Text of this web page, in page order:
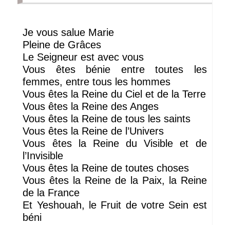
Je vous salue Marie
Pleine de Grâces
Le Seigneur est avec vous
Vous êtes bénie entre toutes les
femmes, entre tous les hommes
Vous êtes la Reine du Ciel et de la Terre
Vous êtes la Reine des Anges
Vous êtes la Reine de tous les saints
Vous êtes la Reine de l’Univers
Vous êtes la Reine du Visible et de
l’Invisible
Vous êtes la Reine de toutes choses
Vous êtes la Reine de la Paix, la Reine
de la France
Et Yeshouah, le Fruit de votre Sein est
béni